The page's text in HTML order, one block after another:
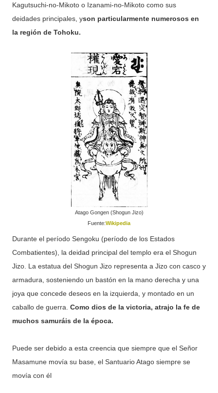
Kagutsuchi-no-Mikoto o Izanami-no-Mikoto como sus
deidades principales, yson particularmente numerosos en
la región de Tohoku.
Atago Gongen (Shogun Jizo)
Fuente:Wikipedia
Durante el período Sengoku (período de los Estados
Combatientes), la deidad principal del templo era el Shogun
Jizo. La estatua del Shogun Jizo representa a Jizo con casco y
armadura, sosteniendo un bastón en la mano derecha y una
joya que concede deseos en la izquierda, y montado en un
caballo de guerra. Como dios de la victoria, atrajo la fe de
muchos samuráis de la época.
Puede ser debido a esta creencia que siempre que el Señor
Masamune movía su base, el Santuario Atago siempre se
movía con él